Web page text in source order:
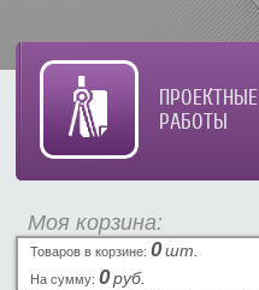
ПРОЕКТНЫЕ
РАБОТЫ
Моя корзина:
Товаров в корзине: 0шт.
На сумму: 0руб.